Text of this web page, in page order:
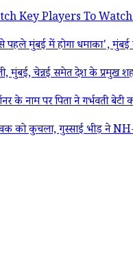
Players To Watch Out:
में होगा धमाका', मुंबई की
चेन्नई समेत देश के प्रमुख
पर पिता ने गर्भवती बेटी को
को कुचला, गुस्साई भीड़ ने